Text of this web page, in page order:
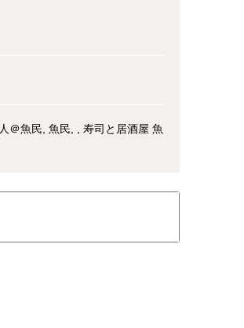
＠魚民 魚民
寿司と居酒屋 魚